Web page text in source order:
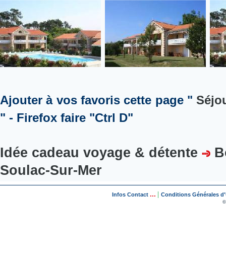
Ajouter à vos favoris cette page "
" - Firefox faire "Ctrl D"
Idée cadeau voyage & détente
Soulac-Sur-Mer
Infos Contact ... Conditions Générales
©